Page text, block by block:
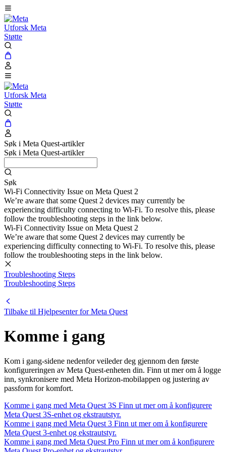
Utforsk Meta
Støtte
Utforsk Meta
Støtte
Søk i Meta Quest-artikler
Søk i Meta Quest-artikler
Søk
Wi-Fi Connectivity Issue on Meta Quest 2
We’re aware that some Quest 2 devices may currently be
experiencing difficulty connecting to Wi-Fi. To resolve this, please
follow the troubleshooting steps in the link below.
Wi-Fi Connectivity Issue on Meta Quest 2
We’re aware that some Quest 2 devices may currently be
experiencing difficulty connecting to Wi-Fi. To resolve this, please
follow the troubleshooting steps in the link below.
Troubleshooting Steps
Troubleshooting Steps
Tilbake til Hjelpesenter for Meta Quest
Komme i gang
Kom i gang-sidene nedenfor veileder deg gjennom den første
konfigureringen av Meta Quest-enheten din. Finn ut mer om å logge
inn, synkronisere med Meta Horizon-mobilappen og justering av
passform for komfort.
Komme i gang med Meta Quest 3S Finn ut mer om å konfigurere
Meta Quest 3S-enhet og ekstrautstyr.
Komme i gang med Meta Quest 3 Finn ut mer om å konfigurere
Meta Quest 3-enhet og ekstrautstyr.
Komme i gang med Meta Quest Pro Finn ut mer om å konfigurere